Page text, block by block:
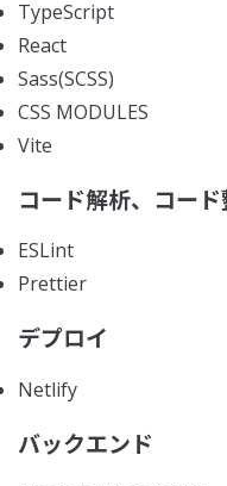
TypeScript
React
Sass(SCSS)
CSS MODULES
Vite
コード解析、コード
ESLint
Prettier
デプロイ
Netlify
バックエンド